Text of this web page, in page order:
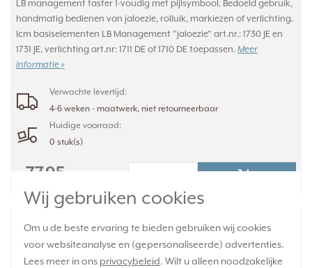
Wij gebruiken cookies
Om u de beste ervaring te bieden gebruiken wij cookies
voor websiteanalyse en (gepersonaliseerde) advertenties.
Lees meer in ons privacybeleid. Wilt u alleen noodzakelijke
LB management taster 1-voudig met pijlsymbool. Bedoeld gebruik,
handmatig bedienen van jaloezie, rolluik, markiezen of verlichting.
Icm basiselementen LB Management "jaloezie" art.nr.: 1730 JE en
1731 JE, verlichting art.nr: 1711 DE of 1710 DE toepassen. Meer
informatie »
Verwachte levertijd:
4-6 weken - maatwerk, niet retourneerbaar
Huidige voorraad:
0 stuk(s)
77,95
JUNG dimmerknop 2-voudig serietastdimmer
Les Couleurs ombre brulee clair 240 (LC 1702
240)